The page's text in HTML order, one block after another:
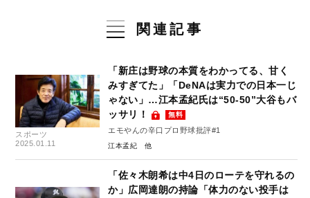
関連記事
スポーツ
2025.01.11
「新庄は野球の本質をわかってる、甘く
みすぎてた」「DeNAは実力での日本一じ
ゃない」…江本孟紀氏は“50-50”大谷もバ
ッサリ！
無料
エモやんの辛口プロ野球批評#1
江本孟紀
「佐々木朗希は中4日のローテを守れるの
か」広岡達朗の持論「体力のない投手は